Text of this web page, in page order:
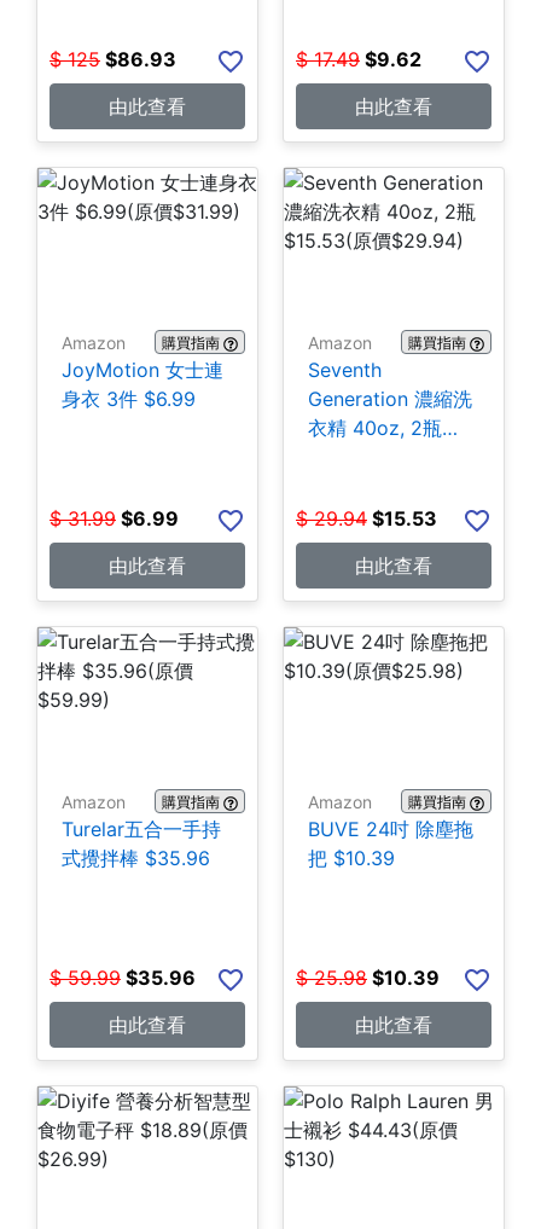
$ 125 $86.93
由此查看
$ 17.49 $9.62
由此查看
Amazon 購買指南
JoyMotion 女士連
身衣 3件 $6.99
$ 31.99 $6.99
由此查看
Amazon 購買指南
Seventh
Generation 濃縮洗
衣精 40oz, 2瓶
$ 29.94 $15.53
由此查看
Amazon 購買指南
Turelar五合一手持
式攪拌棒 $35.96
$ 59.99 $35.96
由此查看
Amazon 購買指南
BUVE 24吋 除塵拖
把 $10.39
$ 25.98 $10.39
由此查看